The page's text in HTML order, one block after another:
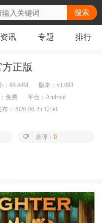
搜索
资讯 专题 排行
正版
： 69.44M 版本： v1.093
免费 平台： Android
布： 2026-06-25 12:50
差评： 0